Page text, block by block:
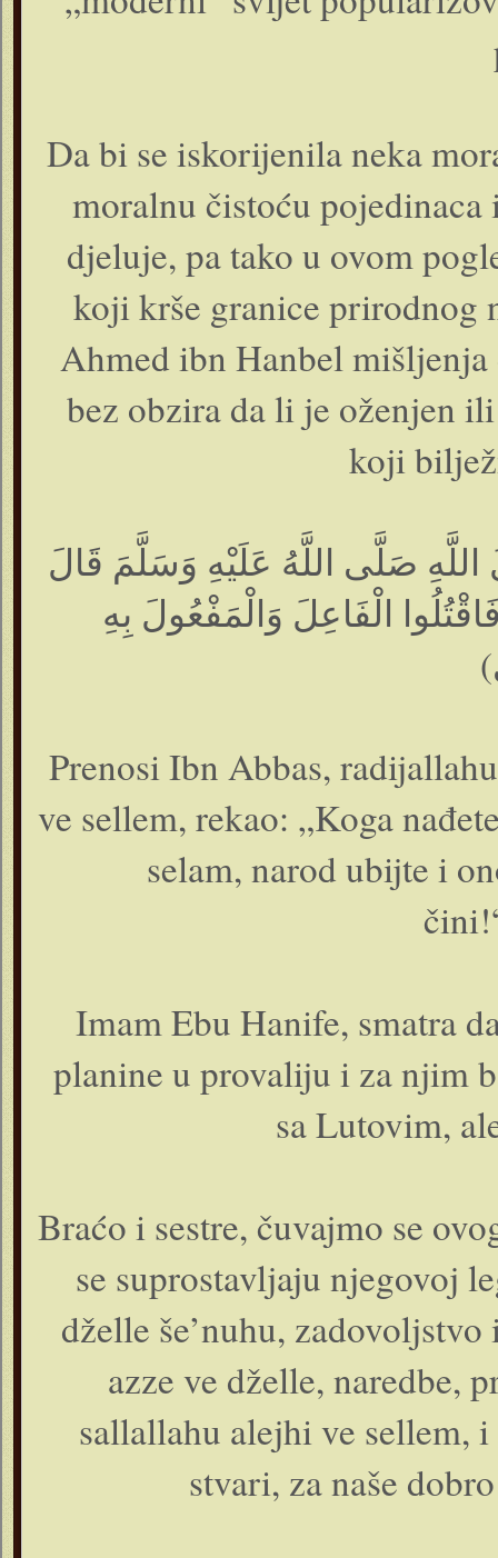
Da bi se iskorijenila neka
moralnu čistoću
djeluje, pa tako u ovom
koji krše granice prirodnog
Ahmed ibn Hanbel mišljenja
bez obzira da li je oženjen
koji
صَلَّى اللَّهُ عَلَيْهِ وَسَلَّمَ قَالَ
الْفَاعِلَ وَالْمَفْعُولَ بِهِ
Prenosi Ibn Abbas,
ve sellem, rekao: „Koga
selam, narod ubijte i
Imam Ebu Hanife, smatra
planine u provaliju i za njim
sa Lutovim,
Braćo i sestre, čuvajmo se
se suprostavljaju njegovoj
dželle še’nuhu,
azze ve dželle, naredbe,
sallallahu alejhi ve sellem,
stvari, za naše